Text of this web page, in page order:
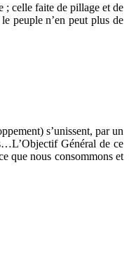
; celle faite de pillage et de
peuple n’en peut plus de
s’unissent, par un
Général de ce
que nous consommons et